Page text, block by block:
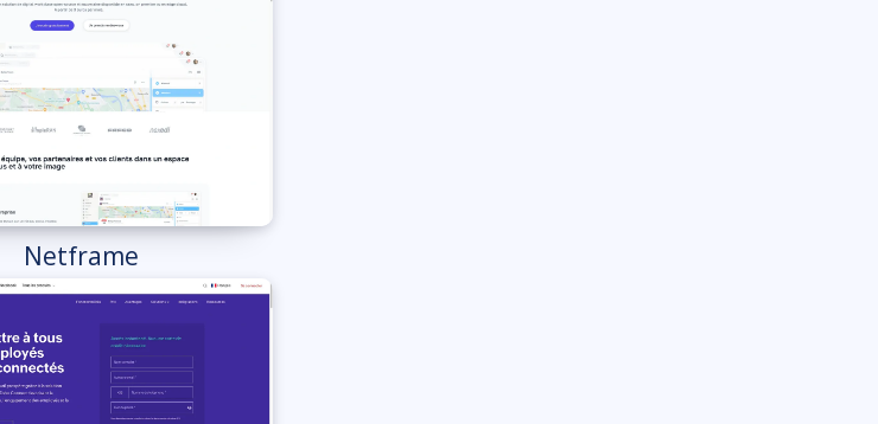
Netframe